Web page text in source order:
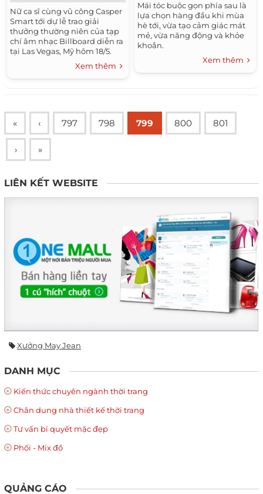
Nữ ca sĩ cùng vũ công Casper
Smart tới dự lễ trao giải
thưởng thường niên của tạp
chí âm nhạc Billboard diễn ra
tại Las Vegas, Mỹ hôm 18/5.
Xem thêm
Mái tóc buộc gọn phía sau là
lựa chọn hàng đầu khi mùa
hè tới, vừa tạo cảm giác mát
mẻ, vừa năng động và khỏe
khoắn.
Xem thêm
« ‹ 797 798 799 800 801
› »
LIÊN KẾT WEBSITE
Xưởng May Jean
DANH MỤC
Kiến thức chuyên ngành thời trang
Chân dung nhà thiết kế thời trang
Tư vấn bí quyết mặc đẹp
Phối - Mix đồ
QUẢNG CÁO